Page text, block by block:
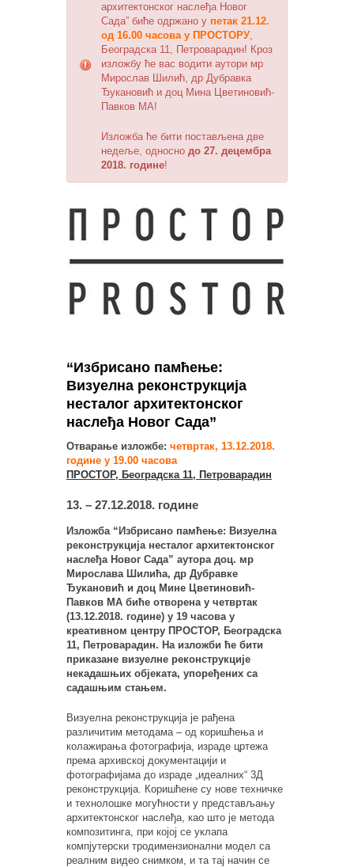
архитектонског наслеђа Новог
Сада” биће одржано у петак 21.12.
од 16.00 часова у ПРОСТОРУ,
Београдска 11, Петроварадин! Кроз
изложбу ће вас водити аутори мр
Мирослав Шилић, др Дубравка
Ђукановић и доц Мина Цветиновић-
Павков МА!
Изложба ће бити постављена две
недеље, односно до 27. децембра
2018. године!
“Избрисано памћење:
Визуелна реконструкција
несталог архитектонског
наслеђа Новог Сада”
Отварање изложбе: четвртак, 13.12.2018.
године у 19.00 часова
ПРОСТОР, Београдска 11, Петроварадин
13. – 27.12.2018. године
Изложба “Избрисано памћење: Визуелна
реконструкција несталог архитектонског
наслеђа Новог Сада” аутора доц. мр
Мирослава Шилића, др Дубравке
Ђукановић и доц Мине Цветиновић-
Павков МА биће отворена у четвртак
(13.12.2018. године) у 19 часова у
креативном центру ПРОСТОР, Београдска
11, Петроварадин. На изложби ће бити
приказане визуелне реконструкције
некадашњих објеката, упоређених са
садашњим стањем.
Визуелна реконструкција је рађена
различитим методама – од коришћења и
колажирања фотографија, израде цртежа
према архивској документацији и
фотографијама до израде „идеалних“ 3Д
реконструкција. Коришћене су нове техничке
и технолошке могућности у представљању
архитектонског наслеђа, као што је метода
композитинга, при којој се уклапа
компјутерски тродимензионални модел са
реалним видео снимком, и та тај начин се